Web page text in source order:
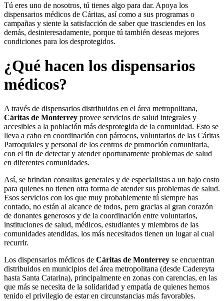
Tú eres uno de nosotros, tú tienes algo para dar. Apoya los
dispensarios médicos de Cáritas, así como a sus programas o
campañas y siente la satisfacción de saber que trasciendes en los
demás, desinteresadamente, porque tú también deseas mejores
condiciones para los desprotegidos.
¿Qué hacen los dispensarios
médicos?
A través de dispensarios distribuidos en el área metropolitana,
Cáritas de Monterrey provee servicios de salud integrales y
accesibles a la población más desprotegida de la comunidad. Esto se
lleva a cabo en coordinación con párrocos, voluntarios de las Cáritas
Parroquiales y personal de los centros de promoción comunitaria,
con el fin de detectar y atender oportunamente problemas de salud
en diferentes comunidades.
Así, se brindan consultas generales y de especialistas a un bajo costo
para quienes no tienen otra forma de atender sus problemas de salud.
Esos servicios con los que muy probablemente tú siempre has
contado, no están al alcance de todos, pero gracias al gran corazón
de donantes generosos y de la coordinación entre voluntarios,
instituciones de salud, médicos, estudiantes y miembros de las
comunidades atendidas, los más necesitados tienen un lugar al cual
recurrir.
Los dispensarios médicos de Cáritas de Monterrey se encuentran
distribuidos en municipios del área metropolitana (desde Cadereyta
hasta Santa Catarina), principalmente en zonas con carencias, en las
que más se necesita de la solidaridad y empatía de quienes hemos
tenido el privilegio de estar en circunstancias más favorables.